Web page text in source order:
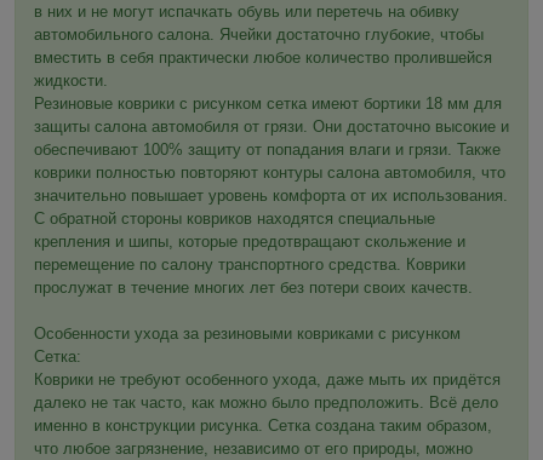
в них и не могут испачкать обувь или перетечь на обивку
автомобильного салона. Ячейки достаточно глубокие, чтобы
вместить в себя практически любое количество пролившейся
жидкости.
Резиновые коврики с рисунком сетка имеют бортики 18 мм для
защиты салона автомобиля от грязи. Они достаточно высокие и
обеспечивают 100% защиту от попадания влаги и грязи. Также
коврики полностью повторяют контуры салона автомобиля, что
значительно повышает уровень комфорта от их использования.
С обратной стороны ковриков находятся специальные
крепления и шипы, которые предотвращают скольжение и
перемещение по салону транспортного средства. Коврики
прослужат в течение многих лет без потери своих качеств.
Особенности ухода за резиновыми ковриками с рисунком
Сетка:
Коврики не требуют особенного ухода, даже мыть их придётся
далеко не так часто, как можно было предположить. Всё дело
именно в конструкции рисунка. Сетка создана таким образом,
что любое загрязнение, независимо от его природы, можно